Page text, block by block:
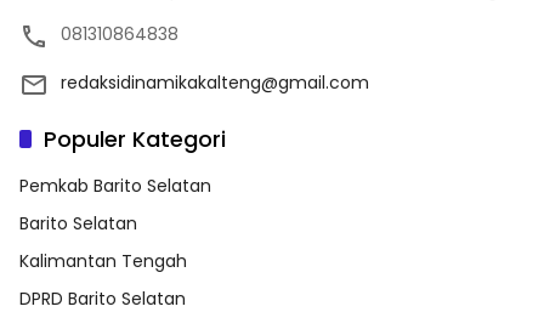
081310864838
redaksidinamikakalteng@gmail.com
Populer Kategori
Pemkab Barito Selatan
Barito Selatan
Kalimantan Tengah
DPRD Barito Selatan